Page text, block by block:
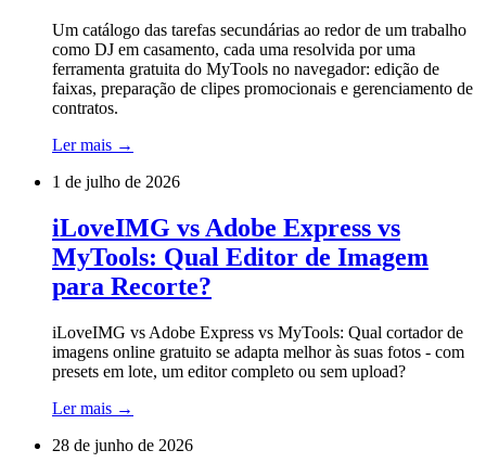
Um catálogo das tarefas secundárias ao redor de um trabalho
como DJ em casamento, cada uma resolvida por uma
ferramenta gratuita do MyTools no navegador: edição de
faixas, preparação de clipes promocionais e gerenciamento de
contratos.
Ler mais →
1 de julho de 2026
iLoveIMG vs Adobe Express vs
MyTools: Qual Editor de Imagem
para Recorte?
iLoveIMG vs Adobe Express vs MyTools: Qual cortador de
imagens online gratuito se adapta melhor às suas fotos - com
presets em lote, um editor completo ou sem upload?
Ler mais →
28 de junho de 2026